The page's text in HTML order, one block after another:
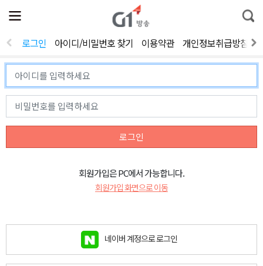
전
체
뉴
열
통
합
색
로그인 아이디/비밀번호 찾기 이용약관 개인정보취급방침
로그인
회원가입은 PC에서 가능합니다.
회원가입 화면으로 이동
네이버 계정으로 로그인